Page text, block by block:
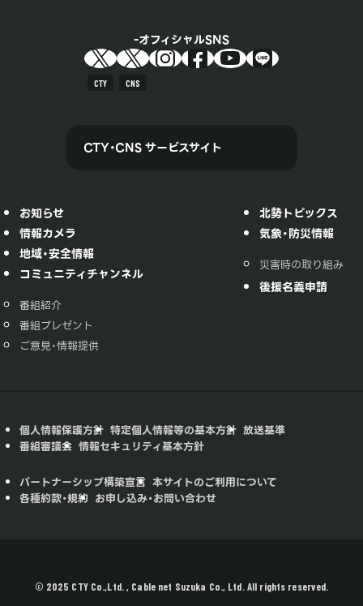
オフィシャルSNS
CTY CNS
CTY・CNS サービスサイト
お知らせ
情報カメラ
地域・安全情報
コミュニティチャンネル
番組紹介
番組プレゼント
ご意見・情報提供
北勢トピックス
気象・防災情報
災害時の取り組み
後援名義申請
個人情報保護方針 特定個人情報等の基本方針 放送基準
番組審議会 情報セキュリティ基本方針
パートナーシップ構築宣言 本サイトのご利用について
各種約款・規約 お申し込み・お問い合わせ
© 2025 CTY Co.,Ltd. , Cable net Suzuka Co., Ltd. All rights reserved.